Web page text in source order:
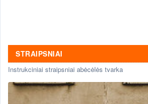
STRAIPSNIAI
Instrukciniai straipsniai abėcėlės tvarka